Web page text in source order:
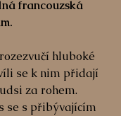
francouzská
hluboké
se k nim přidají
za rohem.
se s přibývajícím